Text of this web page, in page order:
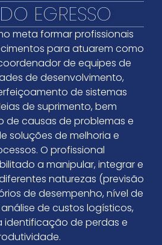
EGRESSO
meta formar profissionais
para atuarem como
de equipes de
de desenvolvimento,
de sistemas
de suprimento, bem
causas de problemas e
soluções de melhoria e
O profissional
a manipular, integrar e
naturezas (previsão
de desempenho, nível de
de custos logísticos,
identificação de perdas e